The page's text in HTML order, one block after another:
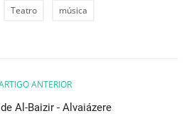
Teatro música
ANTERIOR
Al-Baizir - Alvaiázere